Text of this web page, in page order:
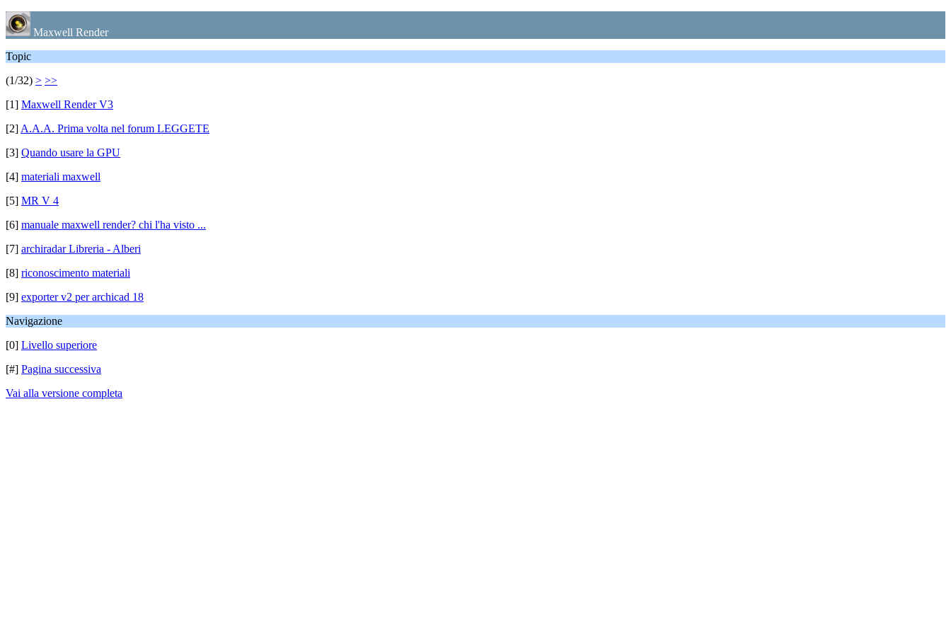
Maxwell Render
Topic
(1/32) > >>
[1] Maxwell Render V3
[2] A.A.A. Prima volta nel forum LEGGETE
[3] Quando usare la GPU
[4] materiali maxwell
[5] MR V 4
[6] manuale maxwell render? chi l'ha visto ...
[7] archiradar Libreria - Alberi
[8] riconoscimento materiali
[9] exporter v2 per archicad 18
Navigazione
[0] Livello superiore
[#] Pagina successiva
Vai alla versione completa